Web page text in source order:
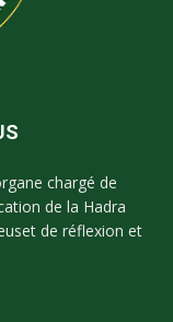
chargé de
de la Hadra
de réflexion et